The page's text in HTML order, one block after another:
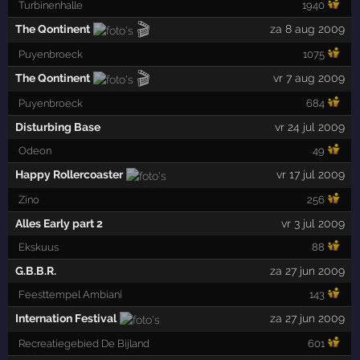
Turbinenhalle 1940
The Qontinent 🎬 za 8 aug 2009
Puyenbroeck 1075
The Qontinent 🎬 vr 7 aug 2009
Puyenbroeck 684
Disturbing Base vr 24 jul 2009
Odeon 49
Happy Rollercoaster vr 17 jul 2009
Zino 256
Alles Early part 2 vr 3 jul 2009
Ekskuus 88
G.B.B.R. za 27 jun 2009
Feesttempel Ambiani 143
Internation Festival za 27 jun 2009
Recreatiegebied De Bijland 601